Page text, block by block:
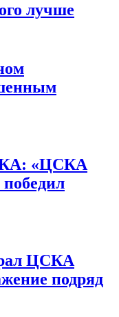
лучше
«ЦСКА
победил
ЦСКА
подряд